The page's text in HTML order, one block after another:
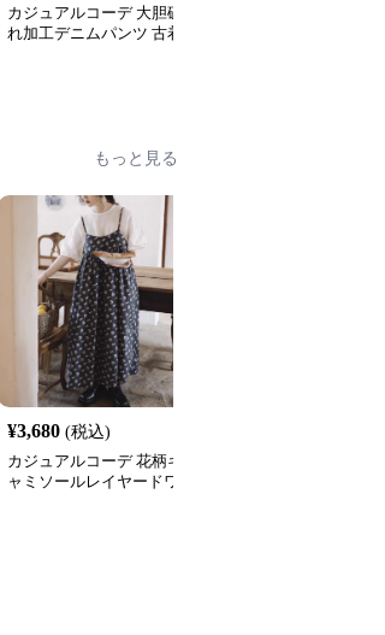
カジュアルコーデ 大胆破
れ加工デニムパンツ 古着
もっと見る
¥3,680 (税込)
カジュアルコーデ 花柄キ
ャミソールレイヤードワ